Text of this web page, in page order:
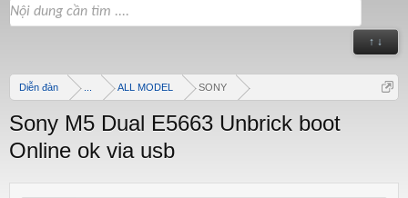
↑ ↓
Diễn đàn ALL MODEL SONY
Sony M5 Dual E5663 Unbrick boot
Online ok via usb